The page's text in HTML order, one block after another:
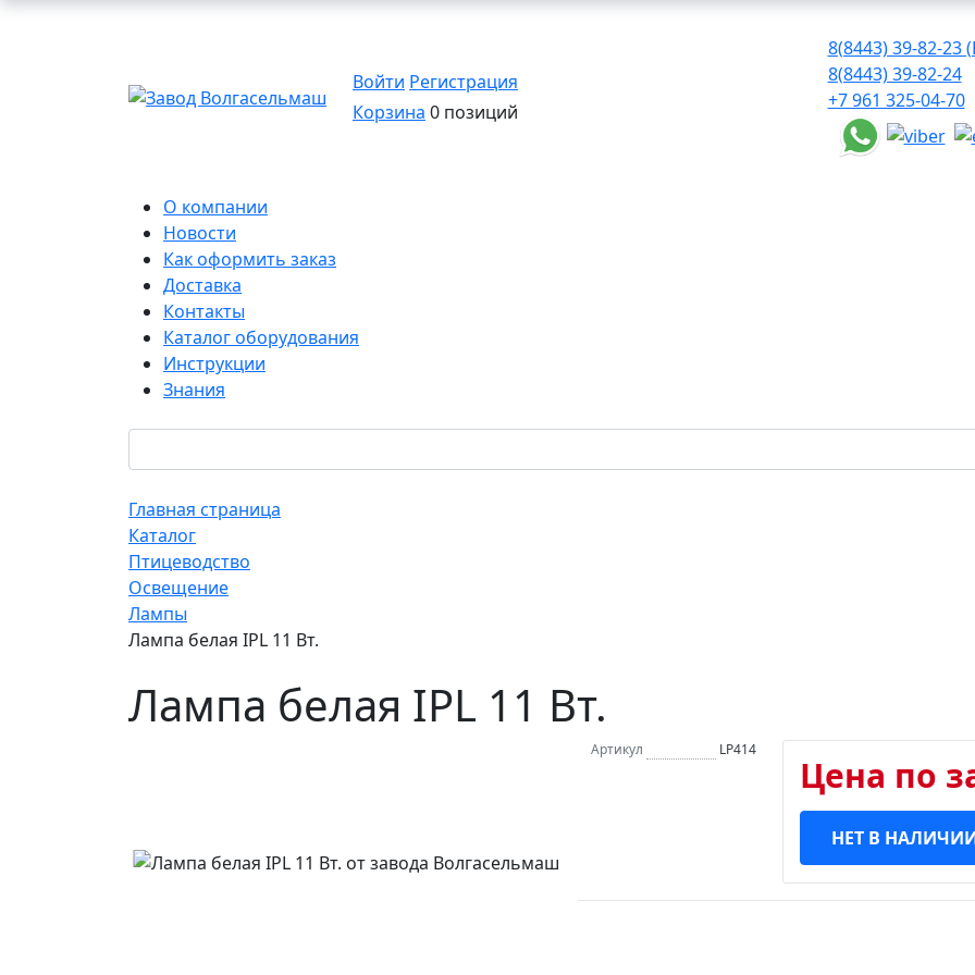
Войти Регистрация
Корзина 0 позиций
8(8443) 39-82-23
8(8443) 39-82-24
+7 961 325-04-70
О компании
Новости
Как оформить заказ
Доставка
Контакты
Каталог оборудования
Инструкции
Знания
Главная страница
Каталог
Птицеводство
Освещение
Лампы
Лампа белая IPL 11 Вт.
Лампа белая IPL 11 Вт.
Артикул LP414
Цена по
НЕТ В